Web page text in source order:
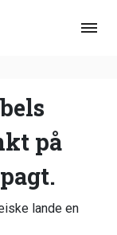
på
lande en